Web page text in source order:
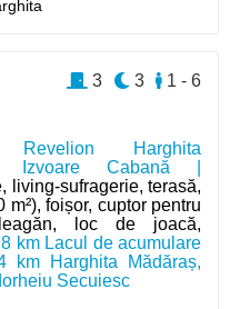
Revelion Harghita
Izvoare Cabană |
living-sufragerie, terasă,
m²), foișor, cuptor pentru
loc de joacă,
8 km Lacul de acumulare
km Harghita Mădăraș,
Secuiesc
1 - 6
3
3